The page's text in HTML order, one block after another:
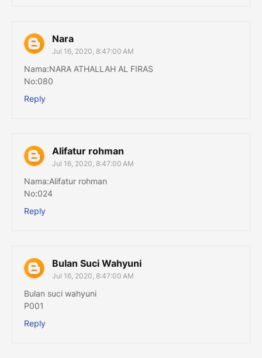
Nara
Jul 16, 2020, 8:47:00 AM
Nama:NARA ATHALLAH AL FIRAS
No:080
Reply
Alifatur rohman
Jul 16, 2020, 8:47:00 AM
Nama:Alifatur rohman
No:024
Reply
Bulan Suci Wahyuni
Jul 16, 2020, 8:47:00 AM
Bulan suci wahyuni
P001
Reply